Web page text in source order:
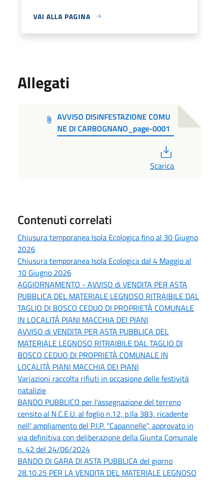
VAI ALLA PAGINA
Allegati
AVVISO DISINFESTAZIONE COMU
NE DI CARBOGNANO_page-0001
Scarica
Contenuti correlati
Chiusura temporanea Isola Ecologica fino al 30 Giugno
2026
Chiusura temporanea Isola Ecologica dal 4 Maggio al
10 Giugno 2026
AGGIORNAMENTO - AVVISO di VENDITA PER ASTA
PUBBLICA DEL MATERIALE LEGNOSO RITRAIBILE DAL
TAGLIO DI BOSCO CEDUO DI PROPRIETÀ COMUNALE
IN LOCALITÀ PIANI MACCHIA DEI PIANI
AVVISO di VENDITA PER ASTA PUBBLICA DEL
MATERIALE LEGNOSO RITRAIBILE DAL TAGLIO DI
BOSCO CEDUO DI PROPRIETÀ COMUNALE IN
LOCALITÀ PIANI MACCHIA DEI PIANI
Variazioni raccolta rifiuti in occasione delle festività
natalizie
BANDO PUBBLICO per l'assegnazione del terreno
censito al N.C.E.U. al foglio n.12, p.lla 383, ricadente
nell' ampliamento del P.I.P. "Capannelle", approvato in
via definitiva con deliberazione della Giunta Comunale
n. 42 del 24/06/2024
BANDO DI GARA DI ASTA PUBBLICA del giorno
28.10.25 PER LA VENDITA DEL MATERIALE LEGNOSO